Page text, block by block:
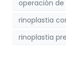
operación de
rinoplastia
rinoplastia